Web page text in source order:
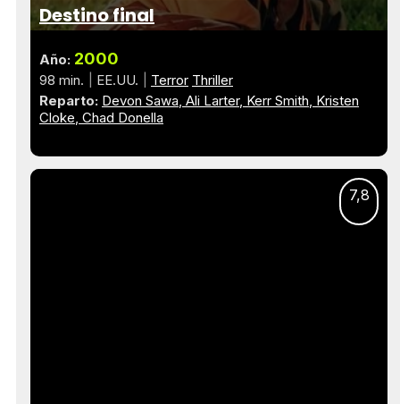
Destino final
Año: 2000
98 min. EE.UU. Terror Thriller
Reparto: Devon Sawa Ali Larter Kerr Smith Kristen
Cloke Chad Donella
7,8